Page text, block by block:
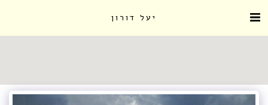
יעל דורון